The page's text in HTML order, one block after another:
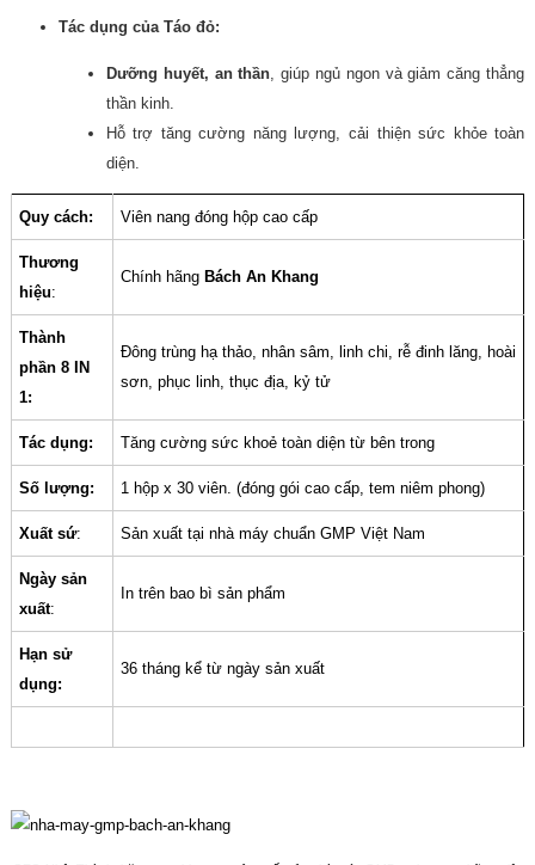
Tác dụng của Táo đỏ:
Dưỡng huyết, an thần , giúp ngủ ngon và giảm căng thẳng
thần kinh.
Hỗ trợ tăng cường năng lượng, cải thiện sức khỏe toàn
diện.
Quy cách: Viên nang đóng hộp cao cấp
Thương
hiệu:
Chính hãng Bách An Khang
Thành
phần 8 IN
1:
Đông trùng hạ thảo, nhân sâm, linh chi, rễ đinh lăng, hoài
sơn, phục linh, thục địa, kỷ tử
Tác dụng: Tăng cường sức khoẻ toàn diện từ bên trong
Số lượng: 1 hộp x 30 viên. (đóng gói cao cấp, tem niêm phong)
Xuất sứ: Sản xuất tại nhà máy chuẩn GMP Việt Nam
Ngày sản
xuất:
In trên bao bì sản phẩm
Hạn sử
dụng:
36 tháng kể từ ngày sản xuất